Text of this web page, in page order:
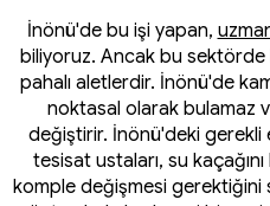
İnönü'de bu işi yapan,
biliyoruz. Ancak bu sektörde
pahalı aletlerdir. İnönü'de
noktasal olarak bulamaz
değiştirir. İnönü'deki gerekli
tesisat ustaları, su
komple değişmesi gerektiğini